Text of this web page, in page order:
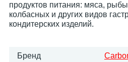
продуктов питания: мяса,
колбасных и других видов
кондитерских изделий.
Бренд